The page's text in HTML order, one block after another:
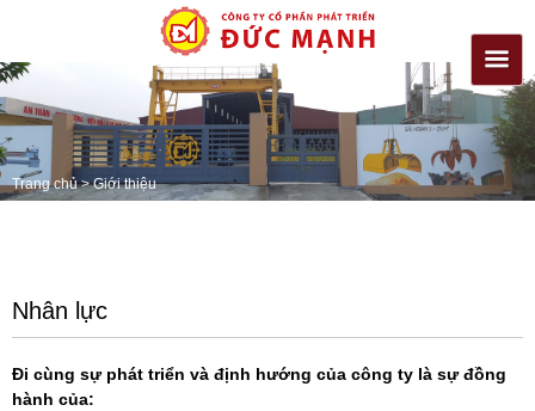
Trang chủ >Giới thiệu
Nhân lực
Đi cùng sự phát triển và định hướng của công ty là sự đồng
hành của: